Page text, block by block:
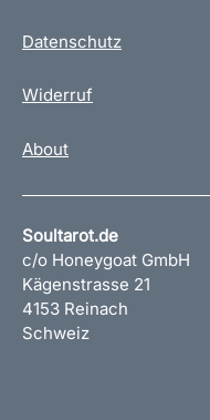
Datenschutz
Widerruf
About
Soultarot.de
c/o Honeygoat GmbH
Kägenstrasse 21
4153 Reinach
Schweiz